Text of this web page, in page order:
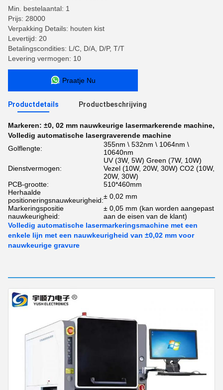
Min. bestelaantal: 1
Prijs: 28000
Verpakking Details: houten kist
Levertijd: 20
Betalingscondities: L/C, D/A, D/P, T/T
Levering vermogen: 10
Praatje Nu
Productdetails Productbeschrijving
Markeren: ±0, 02 mm nauwkeurige lasermarkerende machine,
Volledig automatische lasergraverende machine
Golflengte:
355nm \ 532nm \ 1064nm \
10640nm
Dienstvermogen:
UV (3W, 5W) Green (7W, 10W) ​​
Vezel (10W, 20W, 30W) CO2 (10W,
20W, 30W)
PCB-grootte:
510*460mm
Herhaalde
positioneringsnauwkeurigheid:± 0,02 mm
Markeringspositie
nauwkeurigheid:
± 0,05 mm (kan worden aangepast
aan de eisen van de klant)
Volledig automatische lasermarkeringsmachine met een
enkele lijn met een nauwkeurigheid van ±0,02 mm voor
nauwkeurige gravure